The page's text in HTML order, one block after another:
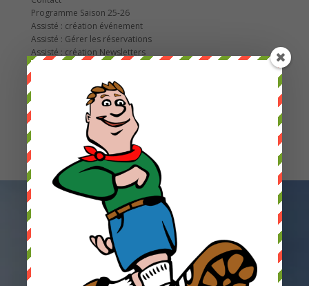
Programme Saison 25-26
Assisté : création événement
Assisté : Gérer les réservations
Assisté : création Newsletters
Les Courses de la Colline